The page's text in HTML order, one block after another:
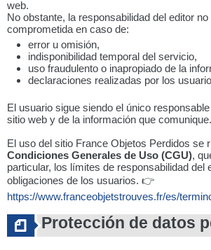
web.
No obstante, la responsabilidad del editor
comprometida en caso de:
error u omisión,
indisponibilidad temporal del servicio,
uso fraudulento o inapropiado de la
declaraciones realizadas por los
El usuario sigue siendo el único
sitio web y de la información que comunique.
El uso del sitio France Objetos Perdidos se
Condiciones Generales de Uso (CGU),
particular, los límites de responsabilidad del
obligaciones de los usuarios. 👉
https://www.franceobjetstrouves.fr/es/
Protección de datos